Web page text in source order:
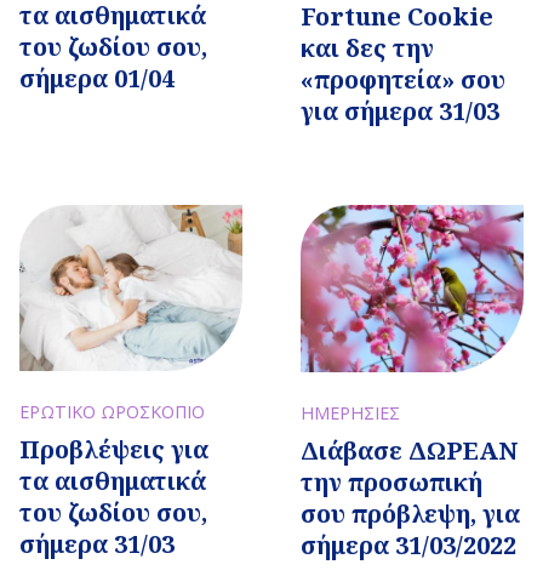
τα αισθηματικά
του ζωδίου σου,
σήμερα 01/04
Fortune Cookie
και δες την
«προφητεία» σου
για σήμερα 31/03
ΕΡΩΤΙΚΟ ΩΡΟΣΚΟΠΙΟ
Προβλέψεις για
τα αισθηματικά
του ζωδίου σου,
σήμερα 31/03
ΗΜΕΡΗΣΙΕΣ
Διάβασε ΔΩΡΕΑΝ
την προσωπική
σου πρόβλεψη, για
σήμερα 31/03/2022